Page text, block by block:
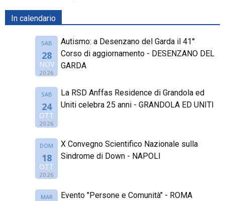
In calendario
SAB
28
NOV
2026
Autismo: a Desenzano del Garda il 41°
Corso di aggiornamento - DESENZANO DEL
GARDA
SAB
24
OTT
2026
La RSD Anffas Residence di Grandola ed
Uniti celebra 25 anni - GRANDOLA ED UNITI
DOM
18
OTT
2026
X Convegno Scientifico Nazionale sulla
Sindrome di Down - NAPOLI
MAR Evento "Persone e Comunità" - ROMA